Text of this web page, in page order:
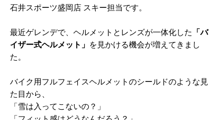
石井スポーツ盛岡店 スキー担当です。
最近ゲレンデで、ヘルメットとレンズが一体化した
「バ
イザー式ヘルメット」 を見かける機会が増えてきまし
た。
バイク用フルフェイスヘルメットのシールドのような見
た目から、
「雪は入ってこないの？」